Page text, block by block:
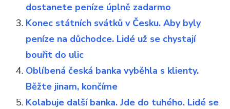
dostanete peníze úplně zadarmo
Konec státních svátků v Česku. Aby byly
peníze na důchodce. Lidé už se chystají
bouřit do ulic
Oblíbená česká banka vyběhla s klienty.
Běžte jinam, končíme
Kolabuje další banka. Jde do tuhého. Lidé se